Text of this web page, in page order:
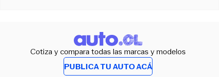
Cotiza y compara todas las marcas y modelos
PUBLICA TU AUTO ACÁ